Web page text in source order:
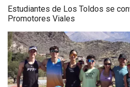
Estudiantes de Los Toldos se
Promotores Viales